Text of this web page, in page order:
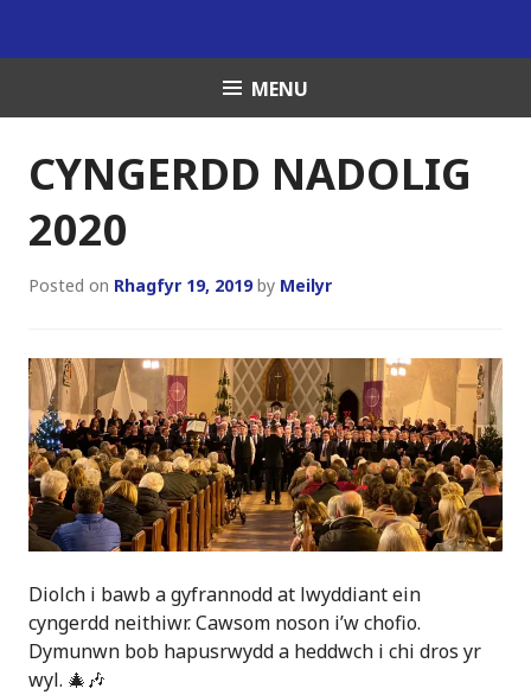
MENU
CYNGERDD NADOLIG
2020
Posted on Rhagfyr 19, 2019by Meilyr
Diolch i bawb a gyfrannodd at lwyddiant ein
cyngerdd neithiwr. Cawsom noson i’w chofio.
Dymunwn bob hapusrwydd a heddwch i chi dros yr
wyl. 🎄🎶